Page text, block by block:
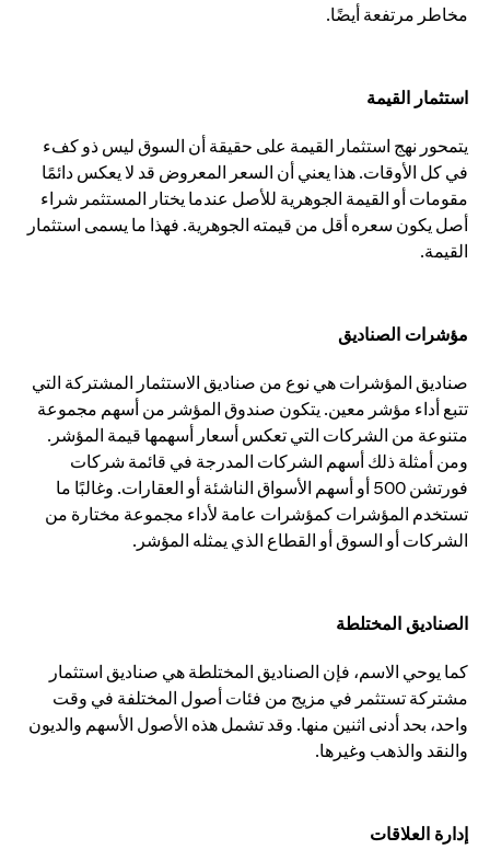
مخاطر مرتفعة أيضًا.
استثمار القيمة
يتمحور نهج استثمار القيمة على حقيقة أن السوق ليس ذو كفء
في كل الأوقات. هذا يعني أن السعر المعروض قد لا يعكس دائمًا
مقومات أو القيمة الجوهرية للأصل عندما يختار المستثمر شراء
أصل يكون سعره أقل من قيمته الجوهرية. فهذا ما يسمى استثمار
القيمة.
مؤشرات الصناديق
صناديق المؤشرات هي نوع من صناديق الاستثمار المشتركة التي
تتبع أداء مؤشر معين. يتكون صندوق المؤشر من أسهم مجموعة
متنوعة من الشركات التي تعكس أسعار أسهمها قيمة المؤشر.
ومن أمثلة ذلك أسهم الشركات المدرجة في قائمة شركات
فورتشن 500 أو أسهم الأسواق الناشئة أو العقارات. وغالبًا ما
تستخدم المؤشرات كمؤشرات عامة لأداء مجموعة مختارة من
الشركات أو السوق أو القطاع الذي يمثله المؤشر.
الصناديق المختلطة
كما يوحي الاسم، فإن الصناديق المختلطة هي صناديق استثمار
مشتركة تستثمر في مزيج من فئات أصول المختلفة في وقت
واحد، بحد أدنى اثنين منها. وقد تشمل هذه الأصول الأسهم والديون
والنقد والذهب وغيرها.
إدارة العلاقات